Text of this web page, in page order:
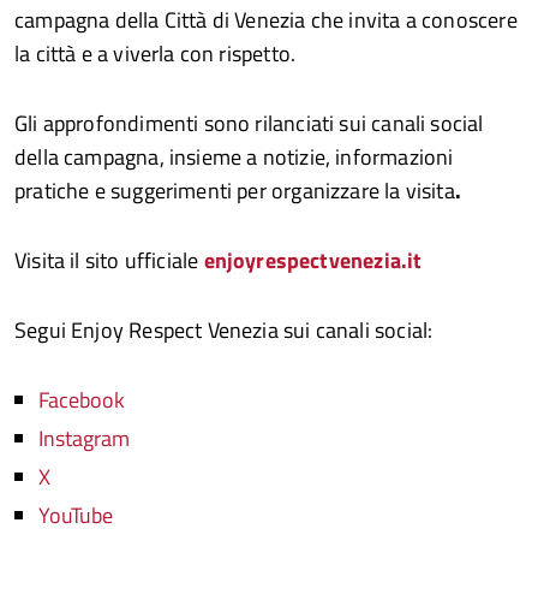
campagna della Città di Venezia che invita a conoscere
la città e a viverla con rispetto.
Gli approfondimenti sono rilanciati sui canali social
della campagna, insieme a notizie, informazioni
pratiche e suggerimenti per organizzare la visita.
Visita il sito ufficialeenjoyrespectvenezia.it
Segui Enjoy Respect Venezia sui canali social:
Facebook
Instagram
X
YouTube